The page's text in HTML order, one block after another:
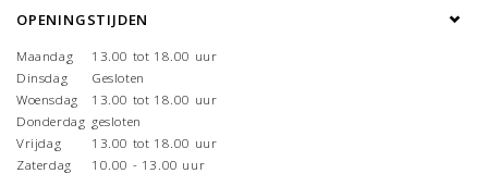
OPENINGSTIJDEN
Maandag
13.00 tot 18.00 uur
Dinsdag
Gesloten
Woensdag
13.00 tot 18.00 uur
Donderdag gesloten
Vrijdag
13.00 tot 18.00 uur
Zaterdag
10.00 - 13.00 uur